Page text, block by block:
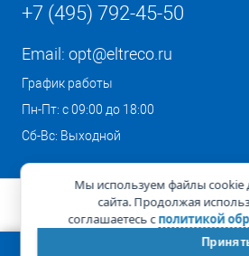
+7 (495) 792-45-50
Email: opt@eltreco.ru
График работы
Пн-Пт: с 09:00 до 18:00
Сб-Вс: Выходной
Мы используем файлы cookie
сайта. Продолжая
соглашаетесь сполитикой